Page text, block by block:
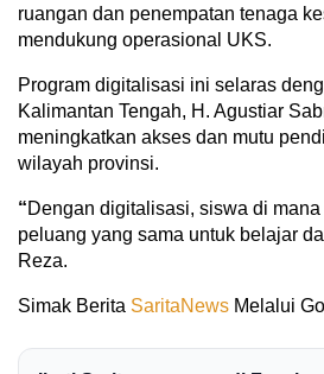
ruangan dan penempatan tenaga
mendukung operasional UKS.
Program digitalisasi ini selaras
Kalimantan Tengah, H. Agustiar
meningkatkan akses dan mutu
wilayah provinsi.
“Dengan digitalisasi, siswa di
peluang yang sama untuk belajar
Reza.
Simak Berita SaritaNews Melalui